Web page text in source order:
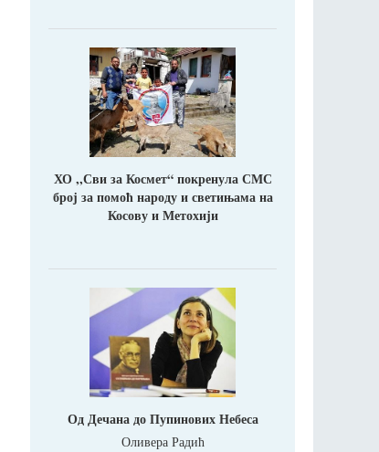
ХО ,,Сви за Космет“ покренула СМС
број за помоћ народу и светињама на
Косову и Метохији
Од Дечана до Пупинових Небеса
Оливера Радић